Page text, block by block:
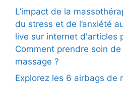
L’impact de la
du stress et de l’anxiété
live sur internet d'articles
Comment prendre soin
massage ?
Explorez les 6 airbags de